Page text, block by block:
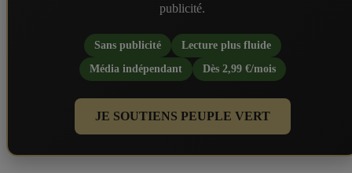
publicité.
Sans publicité
Lecture plus fluide
Média indépendant
Dès 2,99 €/mois
JE SOUTIENS PEUPLE VERT